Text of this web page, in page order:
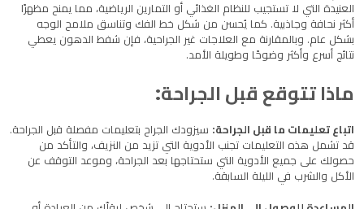
العنيدة التي لا تستجيب للنظام الغذائي أو التمارين الرياضية، مما يمنح مظهرًا
أكثر نحافة وجاذبية. كما يُحسن من شكل خط الفك وتناسق ملامح الوجه
بشكل عام. وبالمقارنة مع العلاجات غير الجراحية، فإن شفط الدهون يعطي
نتائج أسرع وأكثر وضوحًا وطويلة الأمد.
ماذا تتوقع قبل الجراحة:
اتباع تعليمات ما قبل الجراحة: سيزودك الجراح بتعليمات مفصلة قبل الجراحة.
قد تشمل هذه التعليمات تجنب الأدوية التي تزيد من النزيف، والتأكد من
حصولك على جميع الأدوية التي ستحتاجها بعد الجراحة، وموعد التوقف عن
الأكل والشرب في الليلة السابقة.